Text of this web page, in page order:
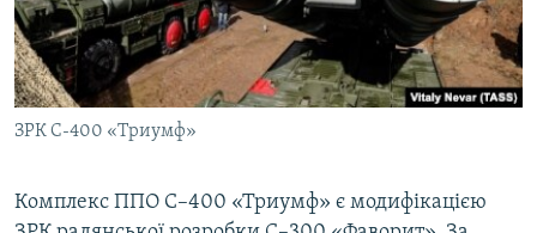
ЗРК С-400 «Триумф»
Комплекс ППО С–400 «Триумф» є модифікацією